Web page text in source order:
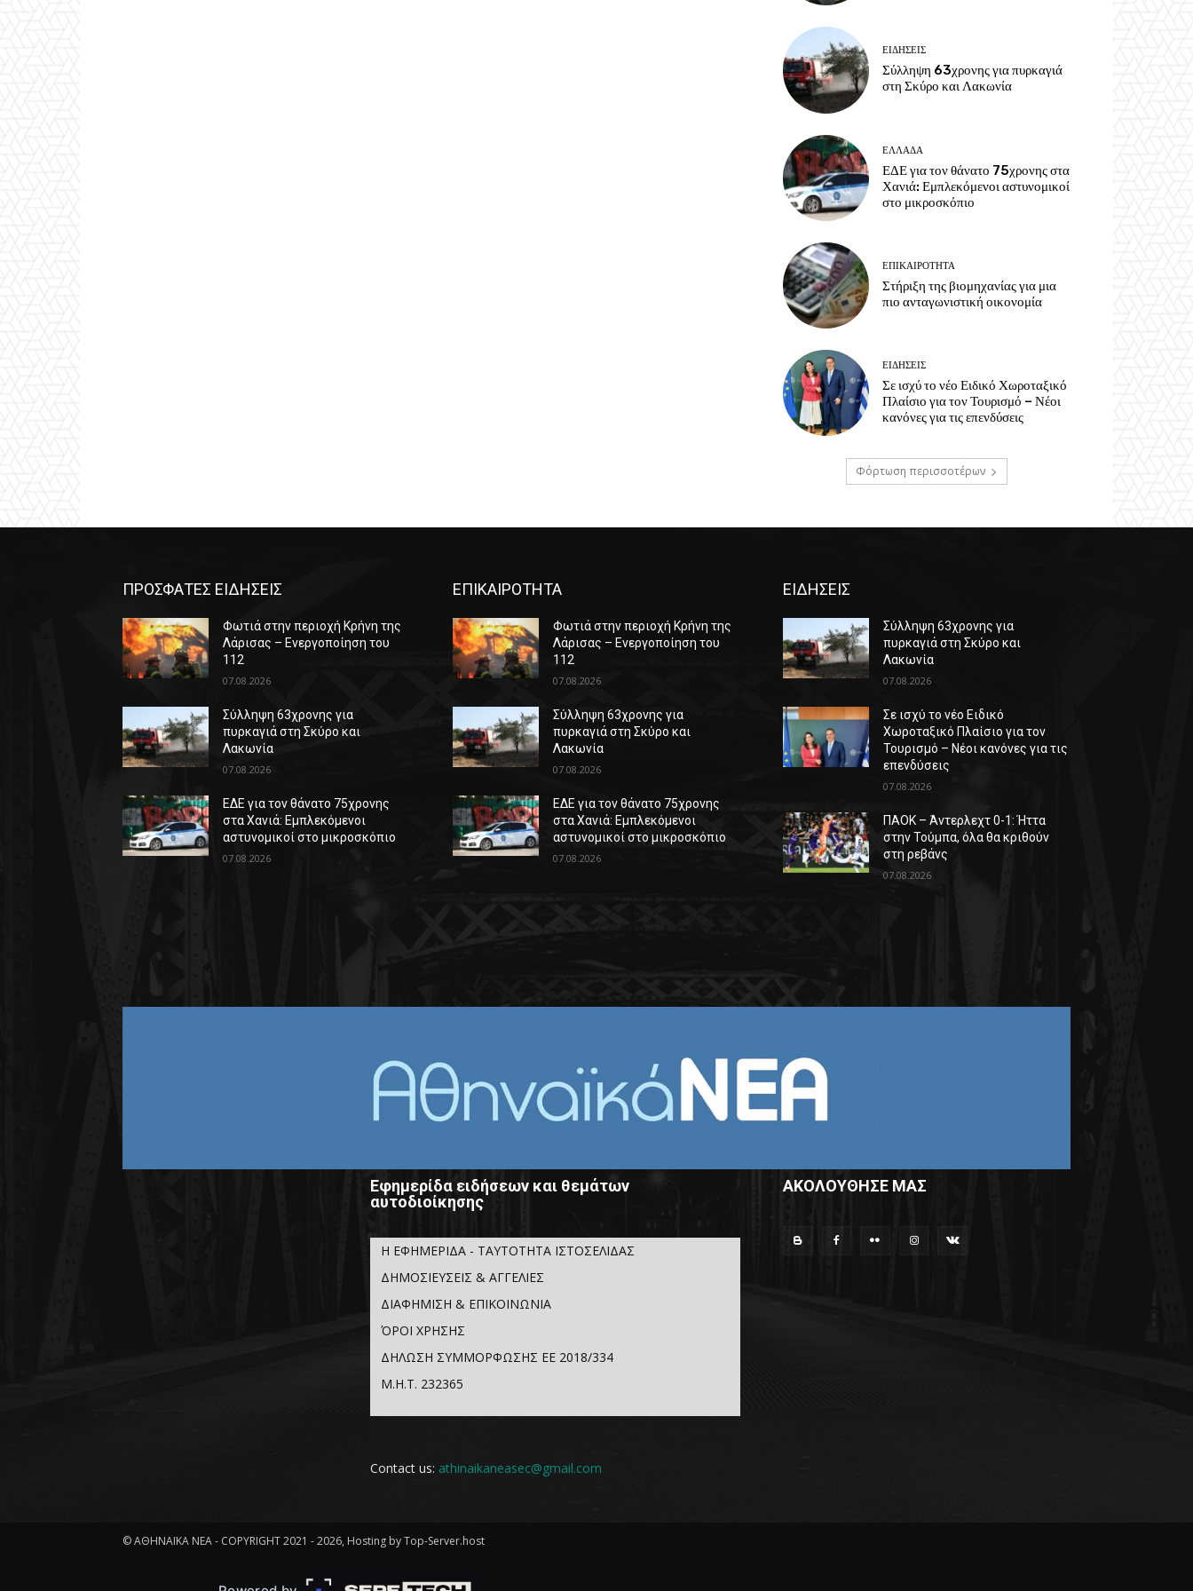
ΕΙΔΗΣΕΙΣ
Σύλληψη 63χρονης για πυρκαγιά
στη Σκύρο και Λακωνία
ΕΛΛΑΔΑ
ΕΔΕ για τον θάνατο 75χρονης στα
Χανιά: Εμπλεκόμενοι αστυνομικοί
στο μικροσκόπιο
ΕΠΙΚΑΙΡΟΤΗΤΑ
Στήριξη της βιομηχανίας για μια
πιο ανταγωνιστική οικονομία
ΕΙΔΗΣΕΙΣ
Σε ισχύ το νέο Ειδικό Χωροταξικό
Πλαίσιο για τον Τουρισμό – Νέοι
κανόνες για τις επενδύσεις
Φόρτωση περισσοτέρων
ΠΡΟΣΦΑΤΕΣ ΕΙΔΗΣΕΙΣ
Φωτιά στην περιοχή Κρήνη της
Λάρισας – Ενεργοποίηση του
112
07.08.2026
Σύλληψη 63χρονης για
πυρκαγιά στη Σκύρο και
Λακωνία
07.08.2026
ΕΔΕ για τον θάνατο 75χρονης
στα Χανιά: Εμπλεκόμενοι
αστυνομικοί στο μικροσκόπιο
07.08.2026
ΕΠΙΚΑΙΡΟΤΗΤΑ
Φωτιά στην περιοχή Κρήνη της
Λάρισας – Ενεργοποίηση του
112
07.08.2026
Σύλληψη 63χρονης για
πυρκαγιά στη Σκύρο και
Λακωνία
07.08.2026
ΕΔΕ για τον θάνατο 75χρονης
στα Χανιά: Εμπλεκόμενοι
αστυνομικοί στο μικροσκόπιο
07.08.2026
ΕΙΔΗΣΕΙΣ
Σύλληψη 63χρονης για
πυρκαγιά στη Σκύρο και
Λακωνία
07.08.2026
Σε ισχύ το νέο Ειδικό
Χωροταξικό Πλαίσιο για τον
Τουρισμό – Νέοι κανόνες για τις
επενδύσεις
07.08.2026
ΠΑΟΚ – Άντερλεχτ 0-1: Ήττα
στην Τούμπα, όλα θα κριθούν
στη ρεβάνς
07.08.2026
Εφημερίδα ειδήσεων και θεμάτων
αυτοδιοίκησης
Η ΕΦΗΜΕΡΙΔΑ - ΤΑΥΤΟΤΗΤΑ ΙΣΤΟΣΕΛΙΔΑΣ
ΔΗΜΟΣΙΕΥΣΕΙΣ & ΑΓΓΕΛΙΕΣ
ΔΙΑΦΗΜΙΣΗ & ΕΠΙΚΟΙΝΩΝΙΑ
ΌΡΟΙ ΧΡΗΣΗΣ
ΔΗΛΩΣΗ ΣΥΜΜΟΡΦΩΣΗΣ ΕΕ 2018/334
Μ.Η.Τ. 232365
Contact us: athinaikaneasec@gmail.com
ΑΚΟΛΟΥΘΗΣΕ ΜΑΣ
© ΑΘΗΝΑΪΚΑ ΝΕΑ - COPYRIGHT 2021 - 2026, Hosting by Top-Server.host